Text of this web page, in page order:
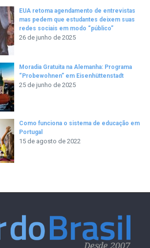
EUA retoma agendamento de entrevistas
mas pedem que estudantes deixem suas
redes sociais em modo “público”
26 de junho de 2025
Moradia Gratuita na Alemanha: Programa
“Probewohnen” em Eisenhüttenstadt
25 de junho de 2025
Como funciona o sistema de educação em
Portugal
15 de agosto de 2022